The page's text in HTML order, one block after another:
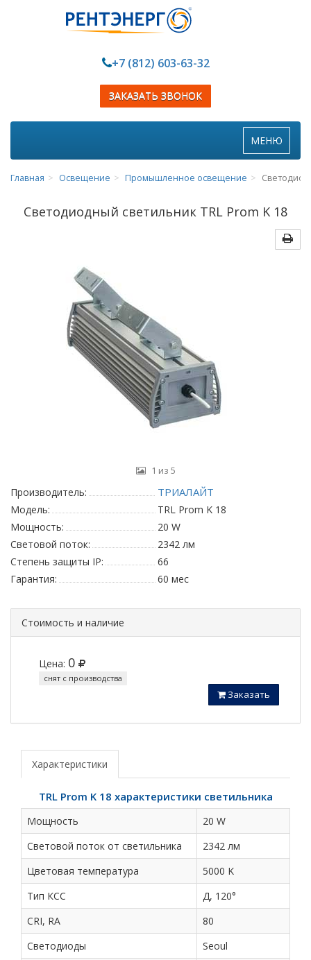
+7 (812) 603-63-32
ЗАКАЗАТЬ ЗВОНОК
Toggle
navigation
МЕНЮ
Главная Освещение Промышленное освещение
Светодиодный светильник TRL Prom K 18
1 из 5
Производитель: ТРИАЛАЙТ
Модель:
TRL Prom K 18
Мощность:
20 W
Световой поток:
2342 лм
Степень защиты IP:
66
Гарантия:
60 мес
Стоимость и наличие
Цена: 0
снят с производства
Заказать
Характеристики
TRL Prom K 18 характеристики светильника
Мощность
20 W
Световой поток от светильника
2342 лм
Цветовая температура
5000 K
Тип КСС
Д, 120°
CRI, RA
80
Светодиоды
Seoul